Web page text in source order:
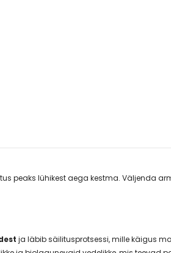
peaks lühikest aega kestma. Väljenda
ja läbib säilitusprotsessi, mille käigus